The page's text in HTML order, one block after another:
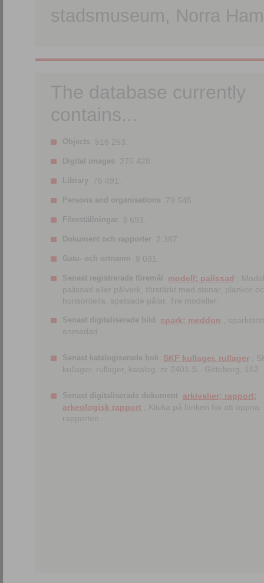
stadsmuseum, Norra
The database currently
contains...
Objects 516 253.
Digital images 275 428.
Library 76 491.
Persons and organisations 79 545.
Föreställningar 3 693.
Dokument och rapporter 2 387.
Gatu- och ortnamn 8 031.
Senast registrerade föremål modell; palissad
;
palissad eller pålverk, förstärkt med stenar, plankor
horisontella, spetsade pålar. Tre modeller.
Senast digitaliserade bild spark; meddon ;
enmedad
Senast katalogiserade bok SKF kullager, rullager ;
kullager, rullager, katalog. nr 2401 S.- Göteborg, 162
Senast digitaliserade dokument arkivalier; rapport;
arkeologisk rapport ; Klicka på länken för att öppna
rapporten